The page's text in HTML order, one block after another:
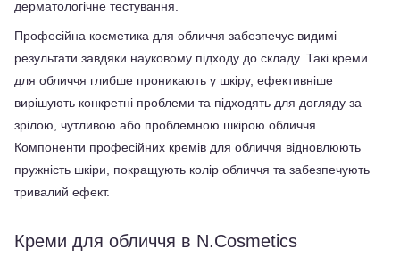
дерматологічне тестування.
Професійна косметика для обличчя забезпечує видимі
результати завдяки науковому підходу до складу. Такі креми
для обличчя глибше проникають у шкіру, ефективніше
вирішують конкретні проблеми та підходять для догляду за
зрілою, чутливою або проблемною шкірою обличчя.
Компоненти професійних кремів для обличчя відновлюють
пружність шкіри, покращують колір обличчя та забезпечують
тривалий ефект.
Креми для обличчя в N.Cosmetics